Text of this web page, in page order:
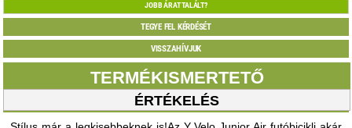
JOBB ÁRAT TALÁLT?
TEGYE FEL KÉRDÉSÉT
VISSZAHÍVJUK
TERMÉKISMERTETŐ
ÉRTÉKELÉS